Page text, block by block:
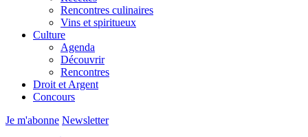
Rencontres culinaires
Vins et spiritueux
Culture
Agenda
Découvrir
Rencontres
Droit et Argent
Concours
Je m'abonne Newsletter